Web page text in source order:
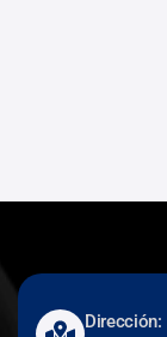
Dirección: